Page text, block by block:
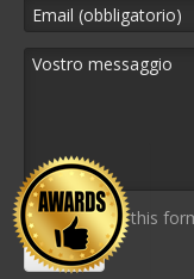
By using this